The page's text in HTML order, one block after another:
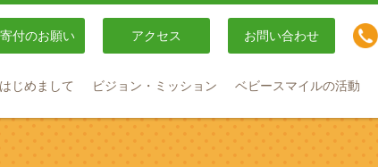
付のお願い アクセス お問い合わせ
はじめまして ビジョン・ミッション ベビースマイルの活動